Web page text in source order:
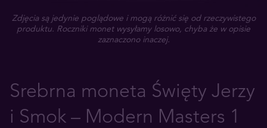
Zdjęcia są jedynie poglądowe i mogą różnić się od rzeczywistego
produktu. Roczniki monet wysyłamy losowo, chyba że w opisie
zaznaczono inaczej.
Srebrna moneta Święty Jerzy
i Smok – Modern Masters 1